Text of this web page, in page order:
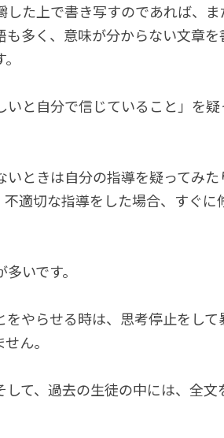
た上で書き写すのであれば、
多く、意味が分からない文章
と自分で信じていること」を
ときは自分の指導を疑ってみ
適切な指導をした場合、すぐに
いです。
やらせる時は、思考停止をし
ん。
て、過去の生徒の中には、全